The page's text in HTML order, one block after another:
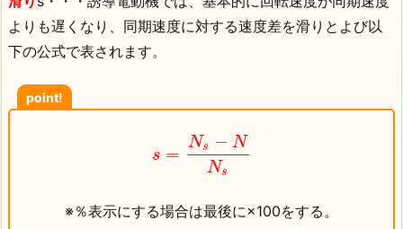
よりも遅くなり、同期速度に対する速度差を滑りとよび以
下の公式で表されます。
point!
s =
Ns − N
Ns
※％表示にする場合は最後に×100をする。